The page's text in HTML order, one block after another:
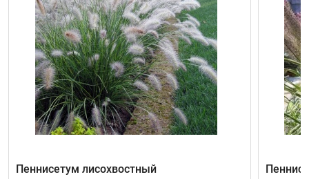
Пеннисетум лисохвостный